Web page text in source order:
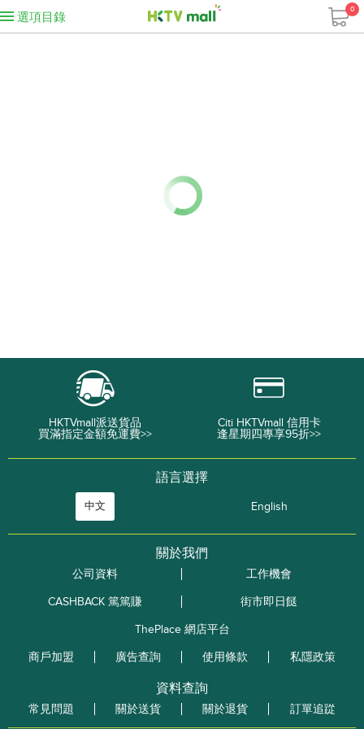
選項目錄
0
HKTVmall派送貨品
買滿指定金額免運費>>
Citi HKTVmall 信用卡
逢星期四專享95折>>
語言選擇
中文 English
關於我們
公司資料
工作機會
CASHBACK 篤篤賺
街市即日餸
ThePlace 網店平台
商戶加盟
廣告查詢 使用條款 私隱政策
資料查詢
常見問題 關於送貨 關於退貨 訂單追踨